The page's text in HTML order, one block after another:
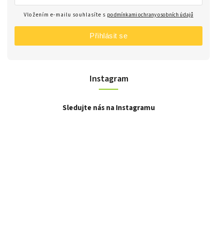
Instagram
Sledujte nás na Instagramu
Vložením e-mailu souhlasíte s podmínkami ochrany osobních údajů
Přihlásit se